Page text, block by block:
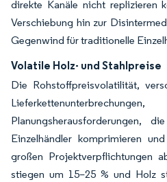
direkte Kanäle nicht replizieren
Verschiebung hin zur
Gegenwind für traditionelle
Volatile Holz- und Stahlpreise
Die Rohstoffpreisvolatilität,
Planungsherausforderungen,
Einzelhändler komprimieren
großen Projektverpflichtungen
stiegen um 15–25 % und Holz